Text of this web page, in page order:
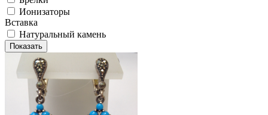
Ионизаторы
Вставка
Натуральный камень
Показать